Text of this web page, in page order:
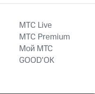
MTС Live
MTС Premium
Мой МТС
GOOD’OK